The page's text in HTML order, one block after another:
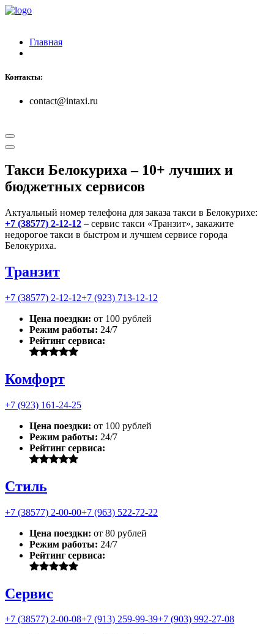
Главная
Контакты:
contact@intaxi.ru
Такси Белокуриха– 10+ лучших и
бюджетных сервисов
Актуальный номер телефона для заказа такси в Белокурихе:
+7 (38577) 2-12-12 – сервис такси «Транзит», закажите
недорогое такси в быстром и лучшем сервисе города
Белокуриха.
Транзит
+7 (38577) 2-12-12+7 (923) 713-12-12
Цена поездки: от 100 рублей
Режим работы: 24/7
Рейтинг сервиса:
Комфорт
+7 (923) 161-24-25
Цена поездки: от 100 рублей
Режим работы: 24/7
Рейтинг сервиса:
Стиль
+7 (38577) 2-00-00+7 (963) 522-72-22
Цена поездки: от 80 рублей
Режим работы: 24/7
Рейтинг сервиса:
Сервис
+7 (38577) 2-00-08+7 (913) 259-99-39+7 (903) 992-27-08